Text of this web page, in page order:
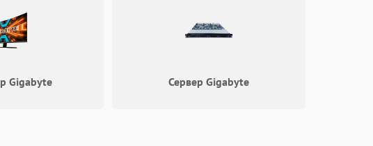
Gigabyte Сервер Gigabyte